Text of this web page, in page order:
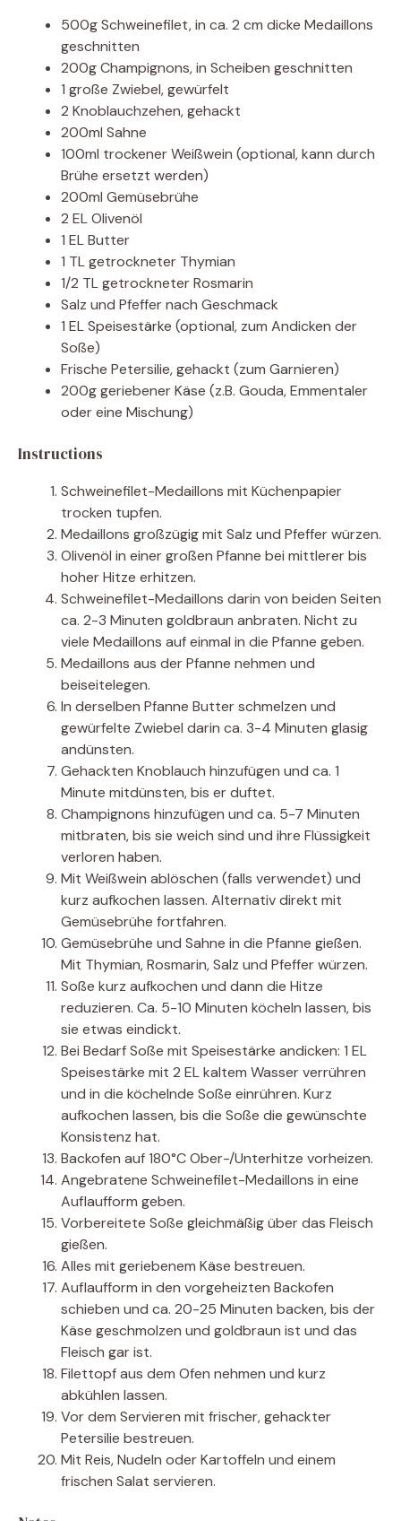
500g Schweinefilet, in ca. 2 cm dicke Medaillons
geschnitten
200g Champignons, in Scheiben geschnitten
1 große Zwiebel, gewürfelt
2 Knoblauchzehen, gehackt
200ml Sahne
100ml trockener Weißwein (optional, kann durch
Brühe ersetzt werden)
200ml Gemüsebrühe
2 EL Olivenöl
1 EL Butter
1 TL getrockneter Thymian
1/2 TL getrockneter Rosmarin
Salz und Pfeffer nach Geschmack
1 EL Speisestärke (optional, zum Andicken der
Soße)
Frische Petersilie, gehackt (zum Garnieren)
200g geriebener Käse (z.B. Gouda, Emmentaler
oder eine Mischung)
Instructions
Schweinefilet-Medaillons mit Küchenpapier
trocken tupfen.
Medaillons großzügig mit Salz und Pfeffer würzen.
Olivenöl in einer großen Pfanne bei mittlerer bis
hoher Hitze erhitzen.
Schweinefilet-Medaillons darin von beiden Seiten
ca. 2-3 Minuten goldbraun anbraten. Nicht zu
viele Medaillons auf einmal in die Pfanne geben.
Medaillons aus der Pfanne nehmen und
beiseitelegen.
In derselben Pfanne Butter schmelzen und
gewürfelte Zwiebel darin ca. 3-4 Minuten glasig
andünsten.
Gehackten Knoblauch hinzufügen und ca. 1
Minute mitdünsten, bis er duftet.
Champignons hinzufügen und ca. 5-7 Minuten
mitbraten, bis sie weich sind und ihre Flüssigkeit
verloren haben.
Mit Weißwein ablöschen (falls verwendet) und
kurz aufkochen lassen. Alternativ direkt mit
Gemüsebrühe fortfahren.
Gemüsebrühe und Sahne in die Pfanne gießen.
Mit Thymian, Rosmarin, Salz und Pfeffer würzen.
Soße kurz aufkochen und dann die Hitze
reduzieren. Ca. 5-10 Minuten köcheln lassen, bis
sie etwas eindickt.
Bei Bedarf Soße mit Speisestärke andicken: 1 EL
Speisestärke mit 2 EL kaltem Wasser verrühren
und in die köchelnde Soße einrühren. Kurz
aufkochen lassen, bis die Soße die gewünschte
Konsistenz hat.
Backofen auf 180°C Ober-/Unterhitze vorheizen.
Angebratene Schweinefilet-Medaillons in eine
Auflaufform geben.
Vorbereitete Soße gleichmäßig über das Fleisch
gießen.
Alles mit geriebenem Käse bestreuen.
Auflaufform in den vorgeheizten Backofen
schieben und ca. 20-25 Minuten backen, bis der
Käse geschmolzen und goldbraun ist und das
Fleisch gar ist.
Filettopf aus dem Ofen nehmen und kurz
abkühlen lassen.
Vor dem Servieren mit frischer, gehackter
Petersilie bestreuen.
Mit Reis, Nudeln oder Kartoffeln und einem
frischen Salat servieren.